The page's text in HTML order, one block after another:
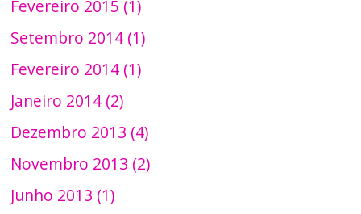
Fevereiro 2015 (1)
Setembro 2014 (1)
Fevereiro 2014 (1)
Janeiro 2014 (2)
Dezembro 2013 (4)
Novembro 2013 (2)
Junho 2013 (1)